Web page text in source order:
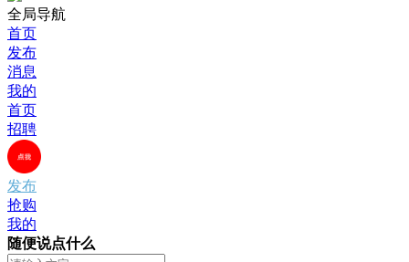
全局导航
首页
发布
消息
我的
首页
招聘
发布
抢购
我的
随便说点什么